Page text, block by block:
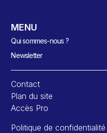
MENU
Qui sommes-nous ?
Newsletter
Contact
Plan du site
Accès Pro
Politique de confidentialité